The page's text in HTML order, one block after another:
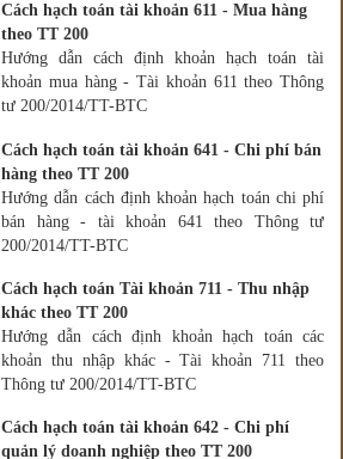
Cách hạch toán tài khoản 611 - Mua hàng
theo TT 200
Hướng dẫn cách định khoản hạch toán tài
khoản mua hàng - Tài khoản 611 theo Thông
tư 200/2014/TT-BTC
Cách hạch toán tài khoản 641 - Chi phí bán
hàng theo TT 200
Hướng dẫn cách định khoản hạch toán chi phí
bán hàng - tài khoản 641 theo Thông tư
200/2014/TT-BTC
Cách hạch toán Tài khoản 711 - Thu nhập
khác theo TT 200
Hướng dẫn cách định khoản hạch toán các
khoản thu nhập khác - Tài khoản 711 theo
Thông tư 200/2014/TT-BTC
Cách hạch toán tài khoản 642 - Chi phí
quản lý doanh nghiệp theo TT 200